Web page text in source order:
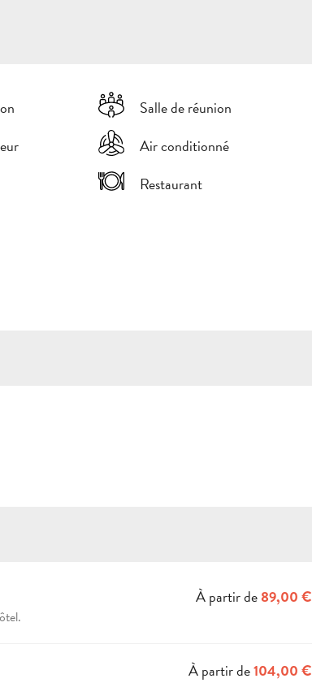
Salle de réunion
Air conditionné
Restaurant
À partir de 89,00 €
À partir de104,00 €